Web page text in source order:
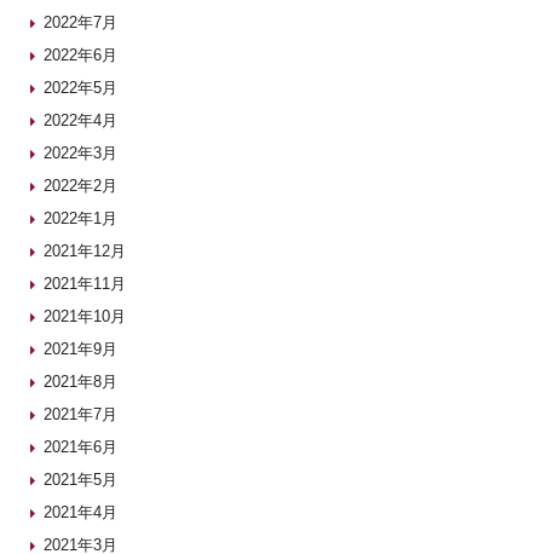
2022年7月
2022年6月
2022年5月
2022年4月
2022年3月
2022年2月
2022年1月
2021年12月
2021年11月
2021年10月
2021年9月
2021年8月
2021年7月
2021年6月
2021年5月
2021年4月
2021年3月